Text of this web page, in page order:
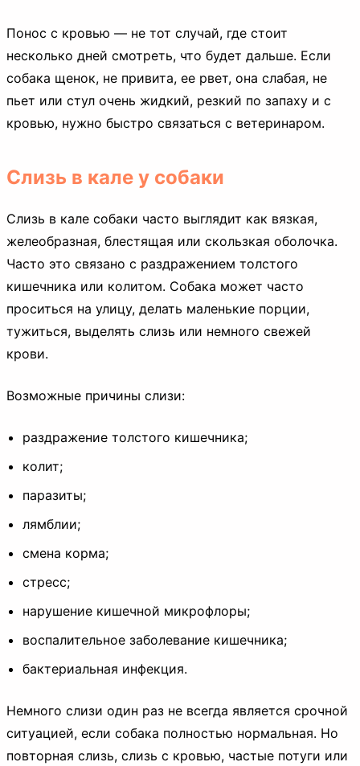
Понос с кровью — не тот случай, где стоит
несколько дней смотреть, что будет дальше. Если
собака щенок, не привита, ее рвет, она слабая, не
пьет или стул очень жидкий, резкий по запаху и с
кровью, нужно быстро связаться с ветеринаром.
Слизь в кале у собаки
Слизь в кале собаки часто выглядит как вязкая,
желеобразная, блестящая или скользкая оболочка.
Часто это связано с раздражением толстого
кишечника или колитом. Собака может часто
проситься на улицу, делать маленькие порции,
тужиться, выделять слизь или немного свежей
крови.
Возможные причины слизи:
раздражение толстого кишечника;
колит;
паразиты;
лямблии;
смена корма;
стресс;
нарушение кишечной микрофлоры;
воспалительное заболевание кишечника;
бактериальная инфекция.
Немного слизи один раз не всегда является срочной
ситуацией, если собака полностью нормальная. Но
повторная слизь, слизь с кровью, частые потуги или